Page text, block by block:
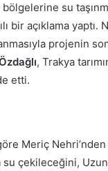
su
bir açıklama yaptı.
projenin
, Trakya
etti.
Meriç
çekileceğini,